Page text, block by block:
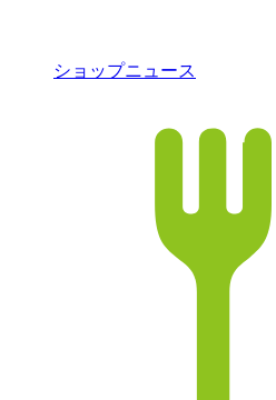
ショップニュース